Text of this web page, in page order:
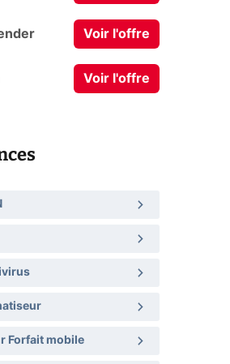
Voir l'offre
Voir l'offre
Forfait mobile